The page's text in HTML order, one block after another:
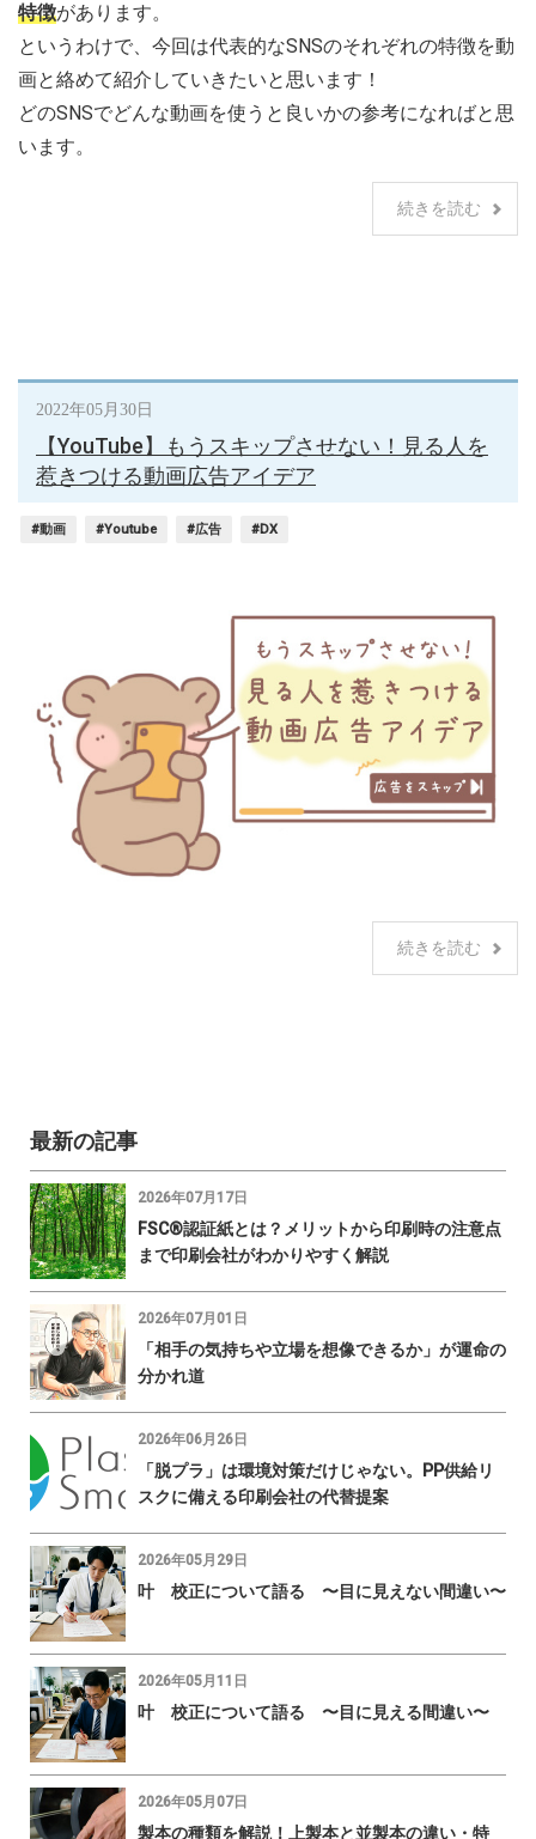
特徴があります。
というわけで、今回は代表的なSNSのそれぞれの特徴を動
画と絡めて紹介していきたいと思います！
どのSNSでどんな動画を使うと良いかの参考になればと思
います。
続きを読む
2022年05月30日
【YouTube】もうスキップさせない！見る人を
惹きつける動画広告アイデア
#動画 #Youtube #広告 #DX
続きを読む
最新の記事
2026年07月17日
FSC®認証紙とは？メリットから印刷時の注意点
まで印刷会社がわかりやすく解説
2026年07月01日
「相手の気持ちや立場を想像できるか」が運命の
分かれ道
2026年06月26日
「脱プラ」は環境対策だけじゃない。PP供給リ
スクに備える印刷会社の代替提案
2026年05月29日
叶 校正について語る 〜目に見えない間違い〜
2026年05月11日
叶 校正について語る 〜目に見える間違い〜
2026年05月07日
製本の種類を解説！上製本と並製本の違い・特